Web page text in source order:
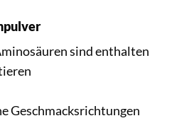
sind enthalten
Geschmacksrichtungen